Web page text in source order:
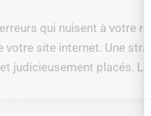
qui nuisent à votre
site internet. Une
judicieusement placés.